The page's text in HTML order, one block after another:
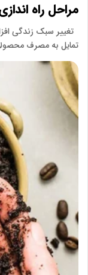
مراحل راه
تغییر سبک زندگی
تمایل به مصرف